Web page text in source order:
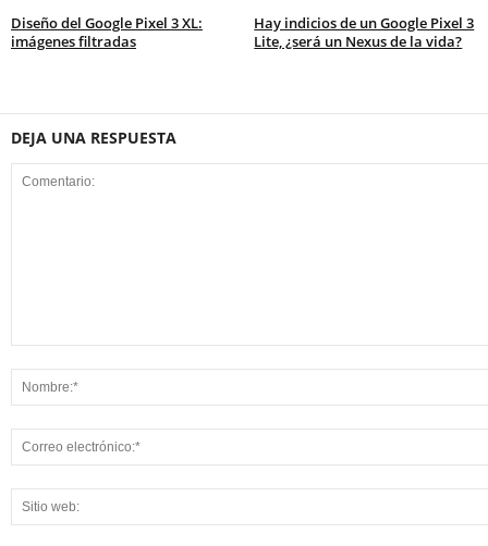
Diseño del Google Pixel 3 XL:
imágenes filtradas
Hay indicios de un Google Pixel 3
Lite, ¿será un Nexus de la vida?
DEJA UNA RESPUESTA